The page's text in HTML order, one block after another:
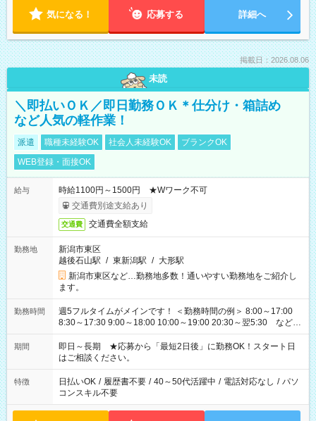
気になる！ 応募する 詳細へ
掲載日：2026.08.06
未読
＼即払いＯＫ／即日勤務ＯＫ＊仕分け・箱詰め
など人気の軽作業！
派遣 職種未経験OK 社会人未経験OK
ブランクOK
WEB登録・面接OK
給与
時給1100円～1500円 ★Wワーク不可
交通費別途支給あり
交通費 交通費全額支給
勤務地
新潟市東区
越後石山駅 / 東新潟駅 / 大形駅
新潟市東区など…勤務地多数！通いやすい勤務地をご紹介し
ます。
勤務時間
週5フルタイムがメインです！ ＜勤務時間の例＞ 8:00～17:00
8:30～17:30 9:00～18:00 10:00～19:00 20:30～翌5:30 など ★
その他にも勤務時間多数！ 日勤のみ、残業なし、交替制など
ご希望を教えてください！
期間
即日～長期 ★応募から「最短2日後」に勤務OK！スタート日
はご相談ください。
特徴 日払いOK / 履歴書不要 / 40～50代活躍中 / 電話対応なし / パソ
コンスキル不要